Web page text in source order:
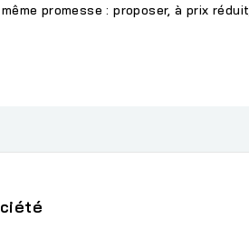
promesse : proposer, à prix réduit,